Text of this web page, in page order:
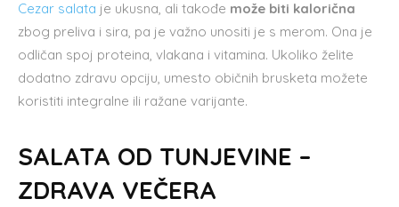
Cezar salata je ukusna, ali takođe može biti kalorična
zbog preliva i sira, pa je važno unositi je s merom. Ona je
odličan spoj proteina, vlakana i vitamina. Ukoliko želite
dodatno zdravu opciju, umesto običnih brusketa možete
koristiti integralne ili ražane varijante.
SALATA OD TUNJEVINE –
ZDRAVA VEČERA